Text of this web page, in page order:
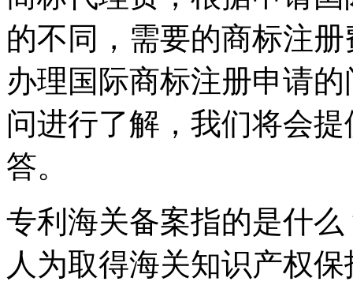
的不同，需要的商标注
办理国际商标注册申请
问进行了解，我们将会
答。
专利海关备案指的是什
人为取得海关知识产权